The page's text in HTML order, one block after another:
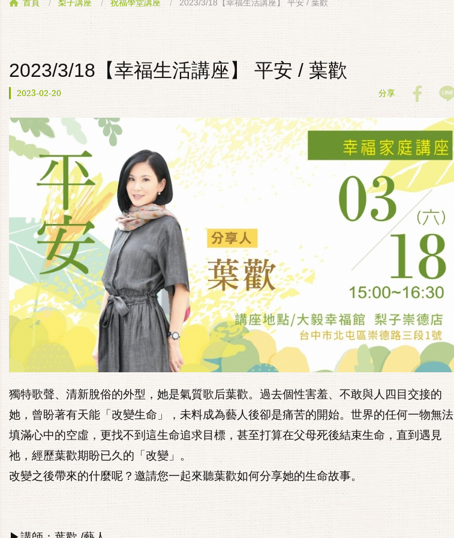
首頁 梨子講座 祝福學堂講座 2023/3/18【幸福生活講座】 平安 / 葉歡
2023/3/18【幸福生活講座】 平安 / 葉歡
2023-02-20 分享
獨特歌聲、清新脫俗的外型，她是氣質歌后葉歡。過去個性害羞、不敢與人四目交接的
她，曾盼著有天能「改變生命」，未料成為藝人後卻是痛苦的開始。世界的任何一物無法
填滿心中的空虛，更找不到這生命追求目標，甚至打算在父母死後結束生命，直到遇見
祂，經歷葉歡期盼已久的「改變」。
改變之後帶來的什麼呢？邀請您一起來聽葉歡如何分享她的生命故事。